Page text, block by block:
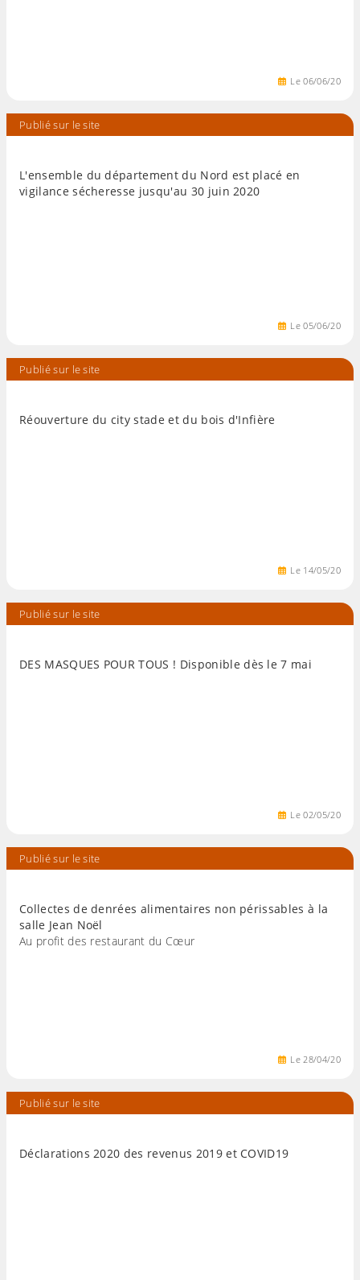
Le06/06/20
Publié sur le site
L'ensemble du département du Nord est placé en
vigilance sécheresse jusqu'au 30 juin 2020
Le05/06/20
Publié sur le site
Réouverture du city stade et du bois d'Infière
Le 14/05/20
Publié sur le site
DES MASQUES POUR TOUS ! Disponible dès le 7 mai
Le02/05/20
Publié sur le site
Collectes de denrées alimentaires non périssables à la
salle Jean Noël
Au profit des restaurant du Cœur
Le28/04/20
Publié sur le site
Déclarations 2020 des revenus 2019 et COVID19